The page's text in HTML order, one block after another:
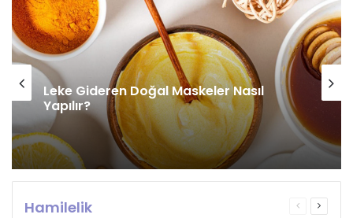
Leke Gideren Doğal Maskeler Nasıl
Yapılır?
Hamilelik
ÖncekiSonraki